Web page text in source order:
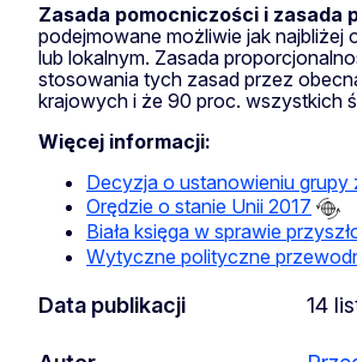
Zasada pomocniczości i zasada
podejmowane możliwie jak najbliżej
lub lokalnym. Zasada
stosowania tych zasad przez
krajowych i że 90 proc. wszystkich
Więcej informacji:
Decyzja o ustanowieniu grupy
Orędzie o stanie Unii 2017
Biała księga w sprawie
Wytyczne polityczne
Data publikacji 14